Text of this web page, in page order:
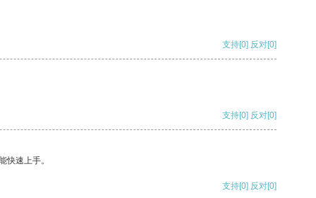
支持[0] 反对[0]
支持[0] 反对[0]
快速上手。
支持[0] 反对[0]